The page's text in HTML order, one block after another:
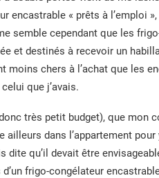
encastrable « prêts à l’emploi
semble cependant que les
et destinés à recevoir un
moins chers à l’achat que les
que j’avais.
très petit budget), que mon
ailleurs dans l’appartement
dite qu’il devait être
frigo-congélateur